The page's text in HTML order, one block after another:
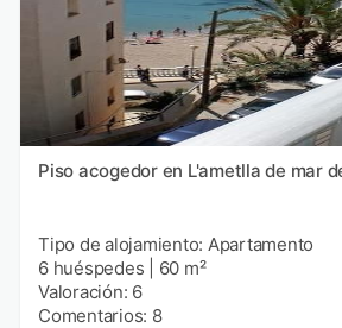
Piso acogedor en L'ametlla de mar
Tipo de alojamiento: Apartamento
6 huéspedes
60 m²
Valoración: 6
Comentarios: 8